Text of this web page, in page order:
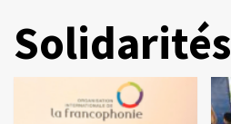
Solidarités